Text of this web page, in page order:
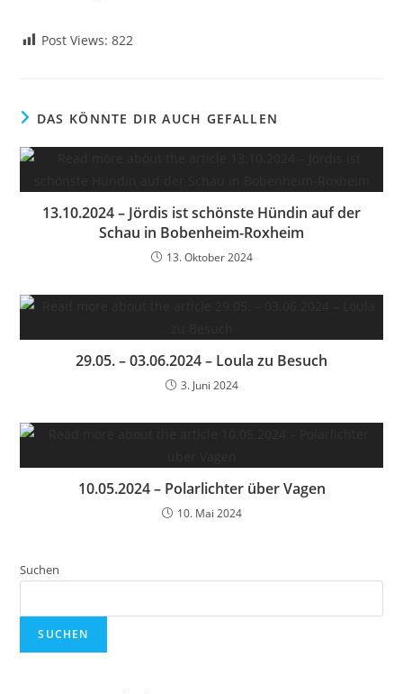
Post Views: 822
DAS KÖNNTE DIR AUCH GEFALLEN
13.10.2024 – Jördis ist schönste Hündin auf der
Schau in Bobenheim-Roxheim
13. Oktober 2024
29.05. – 03.06.2024 – Loula zu Besuch
3. Juni 2024
10.05.2024 – Polarlichter über Vagen
10. Mai 2024
Suchen
SUCHEN